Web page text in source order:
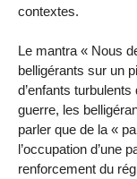
contextes.
Le mantra « Nous
belligérants sur un
d’enfants
guerre, les
parler que de la «
l’occupation d’une
renforcement du